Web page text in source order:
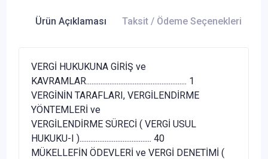
Ürün Açıklaması Taksit / Ödeme Seçenekleri
VERGİ HUKUKUNA GİRİŞ ve
KAVRAMLAR........................................................ 1
VERGİNİN TARAFLARI, VERGİLENDİRME
YÖNTEMLERİ ve
VERGİLENDİRME SÜRECİ ( VERGİ USUL
HUKUKU-I )........................................ 40
MÜKELLEFİN ÖDEVLERİ ve VERGİ DENETİMİ (